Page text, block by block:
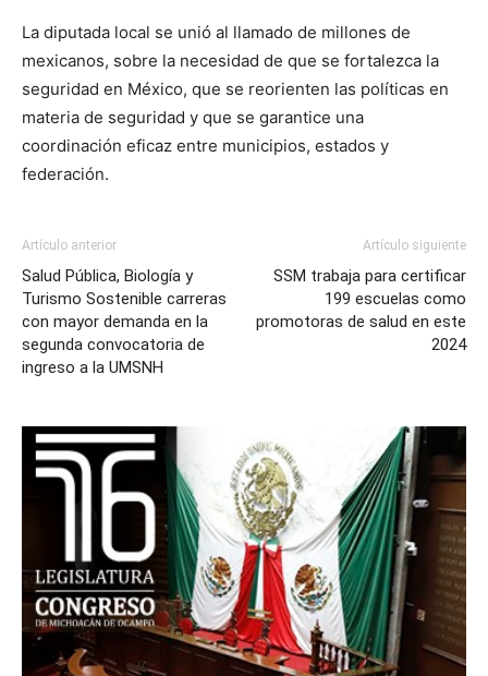
La diputada local se unió al llamado de millones de
mexicanos, sobre la necesidad de que se fortalezca la
seguridad en México, que se reorienten las políticas en
materia de seguridad y que se garantice una
coordinación eficaz entre municipios, estados y
federación.
Artículo anterior
Salud Pública, Biología y
Turismo Sostenible carreras
con mayor demanda en la
segunda convocatoria de
ingreso a la UMSNH
Artículo siguiente
SSM trabaja para certificar
199 escuelas como
promotoras de salud en este
2024